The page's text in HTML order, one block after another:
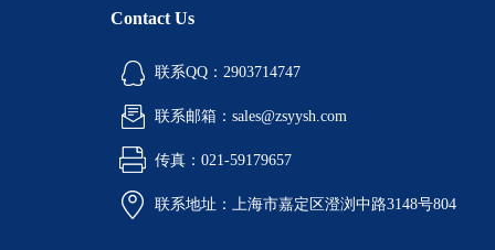
Contact Us
联系QQ：2903714747
联系邮箱：sales@zsyysh.com
传真：021-59179657
联系地址：上海市嘉定区澄浏中路3148号804